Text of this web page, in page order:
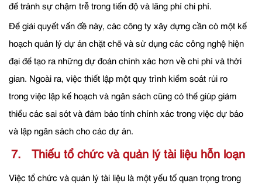
để tránh sự chậm trễ trong tiến độ và lãng phí chi phí.
Để giải quyết vấn đề này, các công ty xây dựng cần có một kế
hoạch quản lý dự án chặt chẽ và sử dụng các công nghệ hiện
đại để tạo ra những dự đoán chính xác hơn về chi phí và thời
gian. Ngoài ra, việc thiết lập một quy trình kiểm soát rủi ro
trong việc lập kế hoạch và ngân sách cũng có thể giúp giảm
thiểu các sai sót và đảm bảo tính chính xác trong việc dự báo
và lập ngân sách cho các dự án.
7. Thiếu tổ chức và quản lý tài liệu hỗn loạn
Việc tổ chức và quản lý tài liệu là một yếu tố quan trọng trong